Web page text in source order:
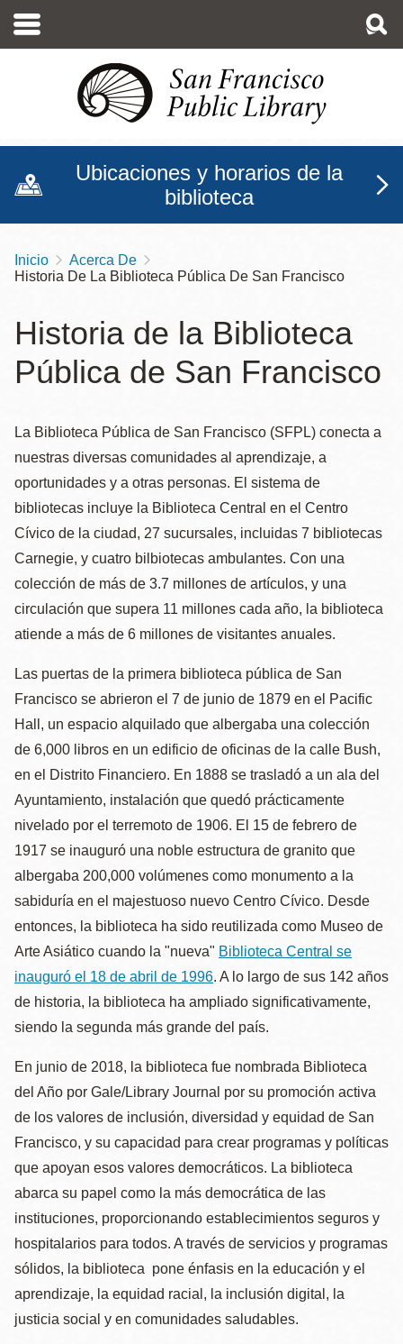
contenido
Ubicaciones y horarios de la
biblioteca
Sobrescribir
de
ayuda
a
navegación
Inicio
Acerca De
Historia De La Biblioteca Pública De San Francisco
Historia de la Biblioteca
Pública de San Francisco
La Biblioteca Pública de San Francisco (SFPL) conecta a
nuestras diversas comunidades al aprendizaje, a
oportunidades y a otras personas. El sistema de
bibliotecas incluye la Biblioteca Central en el Centro
Cívico de la ciudad, 27 sucursales, incluidas 7 bibliotecas
Carnegie, y cuatro bilbiotecas ambulantes. Con una
colección de más de 3.7 millones de artículos, y una
circulación que supera 11 millones cada año, la biblioteca
atiende a más de 6 millones de visitantes anuales.
Las puertas de la primera biblioteca pública de San
Francisco se abrieron el 7 de junio de 1879 en el Pacific
Hall, un espacio alquilado que albergaba una colección
de 6,000 libros en un edificio de oficinas de la calle Bush,
en el Distrito Financiero. En 1888 se trasladó a un ala del
Ayuntamiento, instalación que quedó prácticamente
nivelado por el terremoto de 1906. El 15 de febrero de
1917 se inauguró una noble estructura de granito que
albergaba 200,000 volúmenes como monumento a la
sabiduría en el majestuoso nuevo Centro Cívico. Desde
entonces, la biblioteca ha sido reutilizada como Museo de
Arte Asiático cuando la "nueva" Biblioteca Central se
inauguró el 18 de abril de 1996. A lo largo de sus 142 años
de historia, la biblioteca ha ampliado significativamente,
siendo la segunda más grande del país.
En junio de 2018, la biblioteca fue nombrada Biblioteca
del Año por Gale/Library Journal por su promoción activa
de los valores de inclusión, diversidad y equidad de San
Francisco, y su capacidad para crear programas y políticas
que apoyan esos valores democráticos. La biblioteca
abarca su papel como la más democrática de las
instituciones, proporcionando establecimientos seguros y
hospitalarios para todos. A través de servicios y programas
sólidos, la biblioteca pone énfasis en la educación y el
aprendizaje, la equidad racial, la inclusión digital, la
justicia social y en comunidades saludables.